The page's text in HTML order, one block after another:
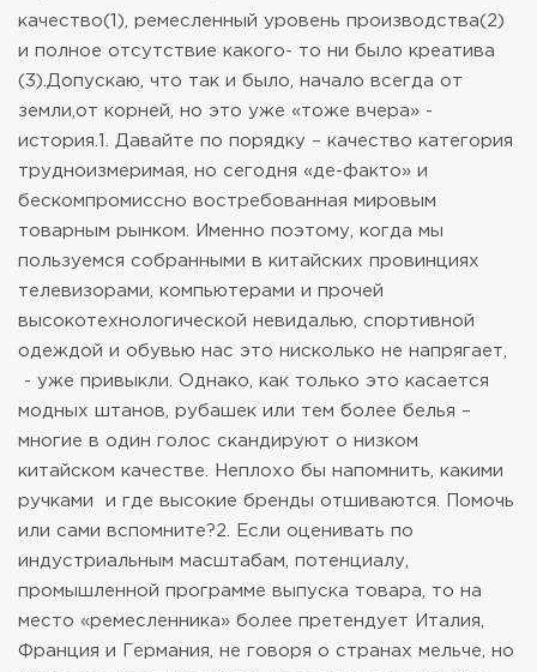
качество(1), ремесленный уровень производства(2)
и полное отсутствие какого- то ни было креатива
(3).Допускаю, что так и было, начало всегда от
земли,от корней, но это уже «тоже вчера» -
история.1. Давайте по порядку – качество категория
трудноизмеримая, но сегодня «де-факто» и
бескомпромиссно востребованная мировым
товарным рынком. Именно поэтому, когда мы
пользуемся собранными в китайских провинциях
телевизорами, компьютерами и прочей
высокотехнологической невидалью, спортивной
одеждой и обувью нас это нисколько не напрягает,
- уже привыкли. Однако, как только это касается
модных штанов, рубашек или тем более белья –
многие в один голос скандируют о низком
китайском качестве. Неплохо бы напомнить, какими
ручками и где высокие бренды отшиваются. Помочь
или сами вспомните?2. Если оценивать по
индустриальным масштабам, потенциалу,
промышленной программе выпуска товара, то на
место «ремесленника» более претендует Италия,
Франция и Германия, не говоря о странах мельче, но